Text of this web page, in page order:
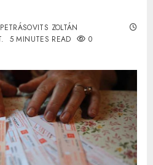
ZOLTÁN
5 MINUTES READ 0